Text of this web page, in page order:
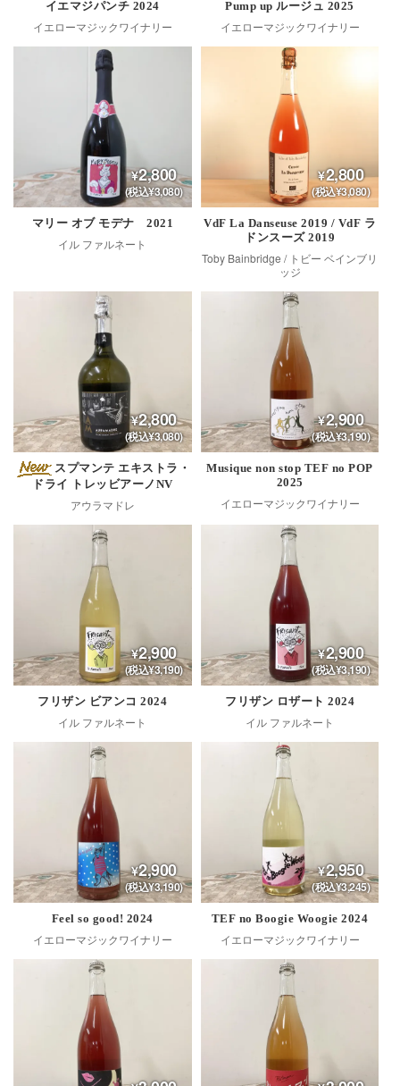
イエマジパンチ 2024
イエローマジックワイナリー
Pump up ルージュ 2025
イエローマジックワイナリー
2,800
(税込¥3,080)
マリー オブ モデナ 2021
イル ファルネート
2,800
(税込¥3,080)
VdF La Danseuse 2019 / VdF ラ
ドンスーズ 2019
Toby Bainbridge / トビー ベインブリ
ッジ
2,800
(税込¥3,080)
スプマンテ エキストラ・
ドライ トレッビアーノNV
アウラマドレ
2,900
(税込¥3,190)
Musique non stop TEF no POP
2025
イエローマジックワイナリー
2,900
(税込¥3,190)
フリザン ビアンコ 2024
イル ファルネート
2,900
(税込¥3,190)
フリザン ロザート 2024
イル ファルネート
2,900
(税込¥3,190)
Feel so good! 2024
イエローマジックワイナリー
2,950
(税込¥3,245)
TEF no Boogie Woogie 2024
イエローマジックワイナリー